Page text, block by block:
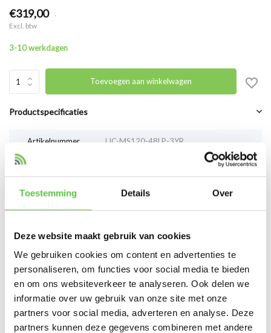
Toestemming Details Over
Deze website maakt gebruik van cookies
We gebruiken cookies om content en advertenties te
personaliseren, om functies voor social media te bieden
en om ons websiteverkeer te analyseren. Ook delen we
informatie over uw gebruik van onze site met onze
partners voor social media, adverteren en analyse. Deze
partners kunnen deze gegevens combineren met andere
€319,00 .
Excl. btw
3-10 werkdagen
Toevoegen aan winkelwagen
Productspecificaties
Artikelnummer LIC-MS120-48LP-3YR
EAN LIC-MS120-48LP-3YR
Reviews
0 /5 Based on 0 reviews
Er zijn nog geen reviews geschreven over dit product..